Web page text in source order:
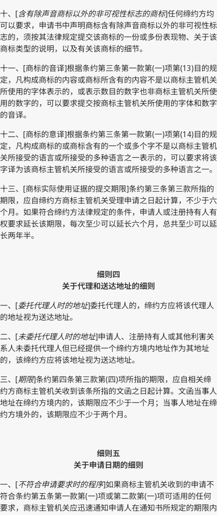
十、[含有除声音商标以外的非可视性标志的商标]任何缔约方均
可以要求，申请书中声明商标含有除声音商标以外的非可视性标
志的，须按其法律规定提交该商标的一份或多份表现物、关于该
商标类型的说明，以及有关该商标的细节。
十一、[商标的音译]根据条约第三条第一款第(一)项第(13)目的规
定，凡构成商标的内容或商标所含有的内容不是以商标主管机关
所使用的字体表示的，或表示数目的数字也非商标主管机关所使
用的数字的，可以要求提交按商标主管机关所使用的字体和数字
的音译。
十二、[商标的意译]根据条约第三条第一款第(一)项第(14)目的规
定，凡构成商标的或商标含有的一个或多个字不是以商标主管机
关所接受的语言或所接受的多种语言之一表示的，可以要求将该
字译为该商标主管机关所接受的语言或所接受的多种语言之一。
十三、[商标实际使用证据的提交期限]条约第三条第三款所指的
期限，应自缔约方商标主管机关受理申请之日起计算，不少于六
个月。如果符合缔约方法律规定的条件，申请人或注册持有人有
权要求延长该期限，每次至少可以延长六个月，总共至少可以延
长两年半。
细则四
关于代理和送达地址的细则
一、[委托代理人时的地址]委托代理人的，缔约方应将该代理人
的地址视为送达地址。
二、[未委托代理人时的地址]申请人、注册持有人或其他利害关
系人未委托代理人但已经提供一个缔约方境内地址作为其地址
的，该缔约方应将该地址视为送达地址。
三、[期限]条约第四条第三款第(四)项所指的期限，应自相关缔
约方商标主管机关收到该条所指的文函之日起计算。文函当事人
地址在缔约方境内的，该期限应不少于一个月；当事人地址在缔
约方境外的，该期限应不少于两个月。
细则五
关于申请日期的细则
一、[不符合申请要求时的程序]如果商标主管机关收到的申请不
符合条约第五条第一款第(一)项或第二款第(一)项可适用的任何
要求，商标主管机关应迅速通知申请人在通知书所规定的期限内